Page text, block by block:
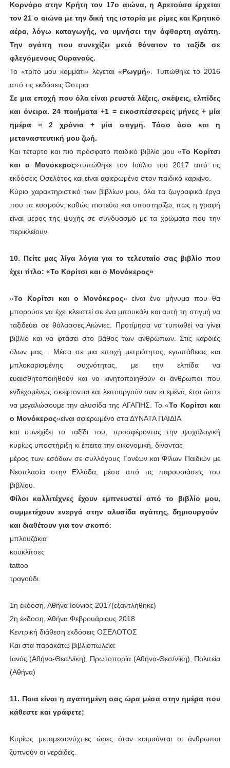
Κορνάρο στην Κρήτη τον 17ο αιώνα, η Αρετούσα έρχεται
τον 21 ο αιώνα με την δική της ιστορία με ρίμες και Κρητικό
αέρα, λόγω καταγωγής, να υμνήσει την άφθαρτη αγάπη.
Την αγάπη που συνεχίζει μετά θάνατον το ταξίδι σε
φλεγόμενους Ουρανούς.
Το «τρίτο μου κομμάτι» λέγεται «Ρωγμή». Τυπώθηκε το 2016
από τις εκδόσεις Όστρια.
Σε μια εποχή που όλα είναι ρευστά λέξεις, σκέψεις, ελπίδες
και όνειρα. 24 ποιήματα +1 = εικοσιτέσσερεις μήνες + μία
ημέρα = 2 χρόνια + μία στιγμή. Τόσο όσο και η
μεταναστευτική μου ζωή.
Και τέταρτο και πιο πρόσφατο παιδικό βιβλίο μου «Το Κορίτσι
και ο Μονόκερος»τυπώθηκε τον Ιούλιο του 2017 από τις
εκδόσεις Οσελότος και είναι αφιερωμένο στον παιδικό καρκίνο.
Κύριο χαρακτηριστικό των βιβλίων μου, όλα τα ζωγραφικά έργα
που τα κοσμούν, καθώς πιστεύω και υποστηρίζω, πως η γραφή
είναι μέρος της ψυχής σε συνδυασμό με τα χρώματα που την
περικλείουν.
10. Πείτε μας λίγα λόγια για το τελευταίο σας βιβλίο που
έχει τίτλο: «Το Κορίτσι και ο Μονόκερος»
«Το Κορίτσι και ο Μονόκερος» είναι ένα μήνυμα που θα
μπορούσε να έχει κλειστεί σε ένα μπουκάλι και αυτή τη στιγμή να
ταξιδεύει σε θάλασσες.Αιώνιες. Προτίμησα να τυπωθεί να γίνει
βιβλίο και να φτάσει στο βάθος των ανθρώπων. Στις καρδιές
όλων μας… Μέσα σε μια εποχή μετριότητας, εγωπάθειας και
μπλοκαρισμένης συχνότητας, με την ελπίδα να
ευαισθητοποιηθούν και να κινητοποιηθούν οι άνθρωποι που
ενδεχομένως σκέφτονται και λειτουργούν σαν κι εμένα, έτσι ώστε
να μεγαλώσουμε την αλυσίδα της ΑΓΑΠΗΣ. Το «Το Κορίτσι και
ο Μονόκερος»είναι αφιερωμένο στα ΔΥΝΑΤΑ ΠΑΙΔΙΑ
και συνεχίζει το ταξίδι του, προσφέροντας την ψυχολογική
κυρίως υποστήριξη κι έπειτα την οικονομική, δίνοντας
μέρος των εσόδων σε συλλόγους Γονέων και Φίλων Παιδιών με
Νεοπλασία στην Ελλάδα, μέσα από τις παρουσιάσεις του
βιβλίου.
Φίλοι καλλιτέχνες έχουν εμπνευστεί από το βιβλίο μου,
συμμετέχουν ενεργά στην αλυσίδα αγάπης, δημιουργούν
και διαθέτουν για τον σκοπό:
μπλουζάκια
κουκλίτσες
tattoo
τραγούδι.
1η έκδοση, Αθήνα Ιούνιος 2017(εξαντλήθηκε)
2η έκδοση, Αθήνα Φεβρουάριους 2018
Κεντρική διάθεση εκδόσεις ΟΣΕΛΟΤΟΣ
Και στα παρακάτω βιβλιοπωλεία:
Ιανός (Αθήνα-Θεσ/νίκη), Πρωτοπορία (Αθήνα-Θεσ/νίκη), Πολιτεία
(Αθήνα)
11. Ποια είναι η αγαπημένη σας ώρα μέσα στην ημέρα που
κάθεστε και γράφετε;
Κυρίως μεταμεσονύχτιες ώρες όταν κοιμούνται οι άνθρωποι
ξυπνούν οι νεράιδες.